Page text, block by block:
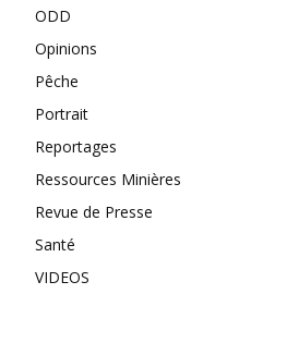
ODD
Opinions
Pêche
Portrait
Reportages
Ressources Minières
Revue de Presse
Santé
VIDEOS